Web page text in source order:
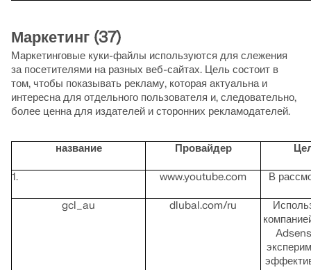
Маркетинг (37)
Маркетинговые куки-файлы используются для слежения
за посетителями на разных веб-сайтах. Цель состоит в
том, чтобы показывать рекламу, которая актуальна и
интересна для отдельного пользователя и, следовательно,
более ценна для издателей и сторонних рекламодателей.
название Провайдер
www.youtube.com В
gcl_au dlubal.com/ru